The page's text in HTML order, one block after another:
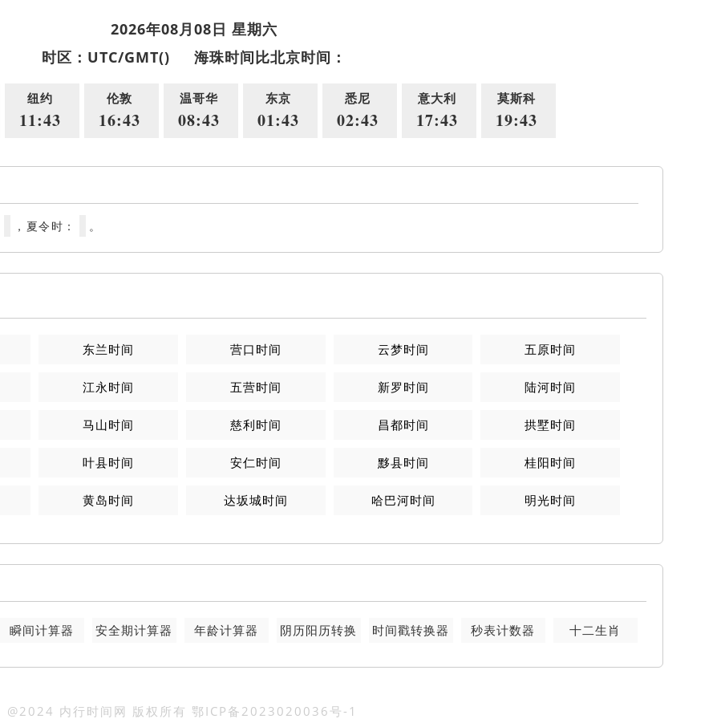
2026年08月08日 星期六
时区：UTC/GMT()
海珠时间比北京时间：
纽约
11:43
伦敦
16:43
温哥华
08:43
东京
01:43
悉尼
02:43
意大利
17:43
莫斯科
19:43
，夏令时： 。
东兰时间 营口时间 云梦时间 五原时间
江永时间 五营时间 新罗时间 陆河时间
马山时间 慈利时间 昌都时间 拱墅时间
叶县时间 安仁时间 黟县时间 桂阳时间
黄岛时间 达坂城时间 哈巴河时间 明光时间
瞬间计算器 安全期计算器 年龄计算器 阴历阳历转换 时间戳转换器 秒表计数器 十二生肖
@2024 内行时间网 版权所有 鄂ICP备2023020036号-1